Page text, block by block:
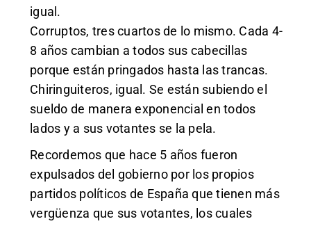
igual.
Corruptos, tres cuartos de lo mismo. Cada 4-
8 años cambian a todos sus cabecillas
porque están pringados hasta las trancas.
Chiringuiteros, igual. Se están subiendo el
sueldo de manera exponencial en todos
lados y a sus votantes se la pela.
Recordemos que hace 5 años fueron
expulsados del gobierno por los propios
partidos políticos de España que tienen más
vergüenza que sus votantes, los cuales